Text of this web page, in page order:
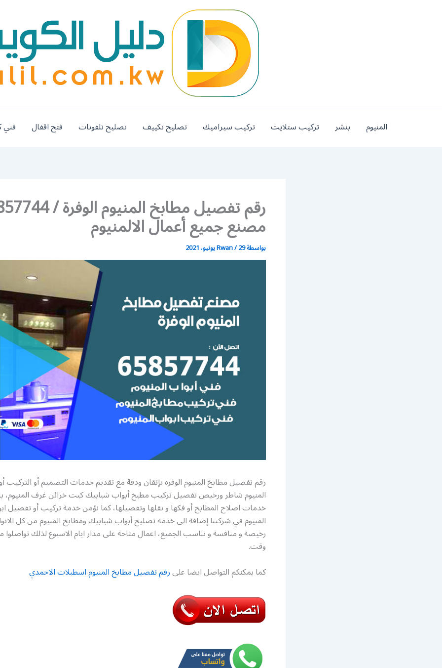
المنيوم بنشر تركيب ستلايت تركيب سيراميك تصليح تكييف تصليح تلفونات فتح اقفال فني
مصنع جميع أعمال الالمنيوم
بواسطة Rwan/29 يونيو، 2021
رقم تفصيل مطابخ المنيوم الوفرة بإتقان ودقة مع تقديم خدمات التصميم أو التركيب
المنيوم شاطر ورخيص تفصيل تركيب مطبخ أبواب شبابيك كبت خزائن غرف المنيوم،
خدمات اصلاح المطابخ أو فكها و نقلها وتفصيلها، كما نؤمن خدمة تركيب أو تفصيل
المنيوم في شركتنا إضافة الى خدمة تصليح أبواب شبابيك ومطابخ المنيوم من كل
رخيصة و منافسة و تناسب الجميع، اعمال متاحة على مدار ايام الاسبوع لذلك تواصلوا
وقت.
كما يمكنكم التواصل ايضا علىرقم تفصيل مطابخ المنيوم اسطبلات الاحمدي